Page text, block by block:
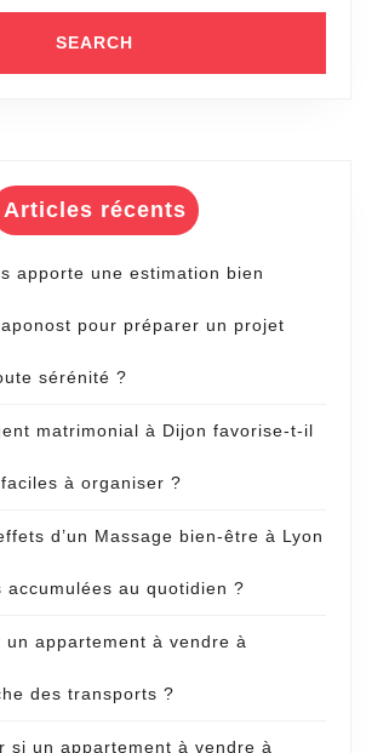
Articles récents
apporte une estimation bien
pour préparer un projet
sérénité ?
matrimonial à Dijon favorise-t-il
à organiser ?
d’un Massage bien-être à Lyon
accumulées au quotidien ?
un appartement à vendre à
des transports ?
si un appartement à vendre à